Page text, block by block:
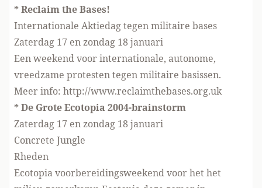
* Reclaim the Bases!
Internationale Aktiedag tegen militaire bases
Zaterdag 17 en zondag 18 januari
Een weekend voor internationale, autonome,
vreedzame protesten tegen militaire basissen.
Meer info: http://www.reclaimthebases.org.uk
* De Grote Ecotopia 2004-brainstorm
Zaterdag 17 en zondag 18 januari
Concrete Jungle
Rheden
Ecotopia voorbereidingsweekend voor het het